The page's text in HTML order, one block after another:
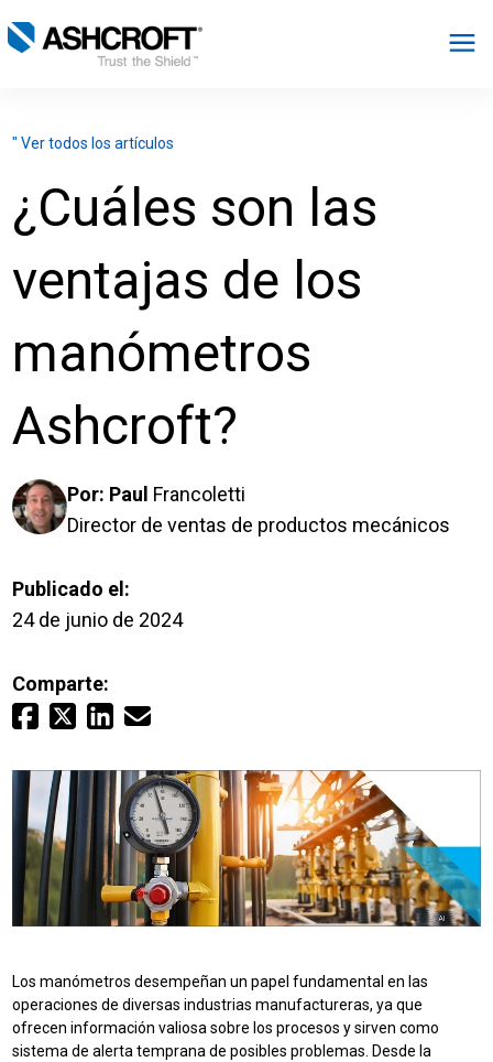
Industrias
Recursos
Acerca de
Seleccionar región
Inicio de sesión
Solicitar presupuesto
" Ver todos los artículos
¿Cuáles son las
ventajas de los
manómetros
Ashcroft?
Por: Paul Francoletti
Director de ventas de productos mecánicos
Publicado el:
24 de junio de 2024
Comparte:
Los manómetros desempeñan un papel fundamental en las
operaciones de diversas industrias manufactureras, ya que
ofrecen información valiosa sobre los procesos y sirven como
sistema de alerta temprana de posibles problemas. Desde la